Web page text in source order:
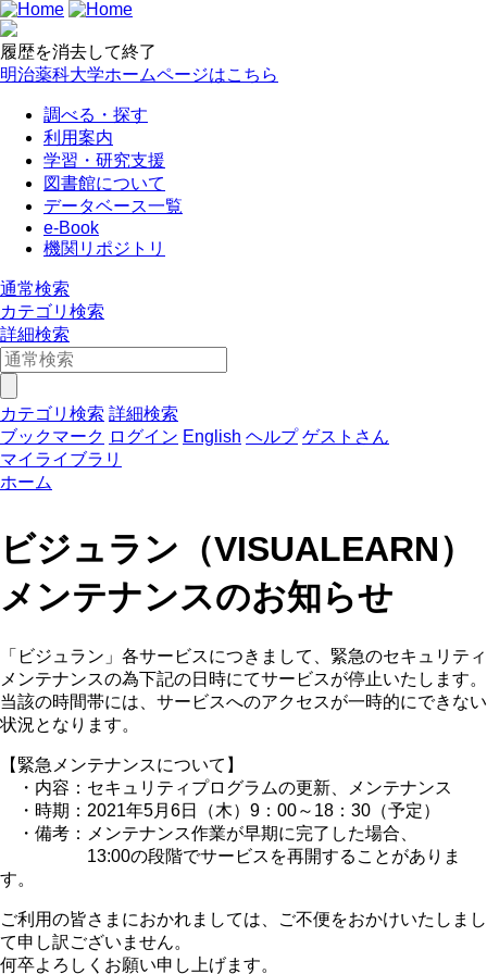
履歴を消去して終了
明治薬科大学ホームページはこちら
調べる・探す
利用案内
学習・研究支援
図書館について
データベース一覧
e-Book
機関リポジトリ
通常検索
カテゴリ検索
詳細検索
カテゴリ検索 詳細検索
ブックマーク ログイン English ヘルプ ゲストさん
マイライブラリ
ホーム
ビジュラン（VISUALEARN）
メンテナンスのお知らせ
「ビジュラン」各サービスにつきまして、緊急のセキュリティ
メンテナンスの為下記の日時にてサービスが停止いたします。
当該の時間帯には、サービスへのアクセスが一時的にできない
状況となります。
【緊急メンテナンスについて】
・内容：セキュリティプログラムの更新、メンテナンス
・時期：2021年5月6日（木）9：00～18：30（予定）
・備考：メンテナンス作業が早期に完了した場合、
13:00の段階でサービスを再開することがありま
す。
ご利用の皆さまにおかれましては、ご不便をおかけいたしまし
て申し訳ございません。
何卒よろしくお願い申し上げます。